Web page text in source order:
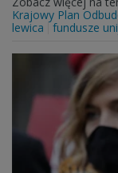
Krajowy Plan
lewica
fundusze